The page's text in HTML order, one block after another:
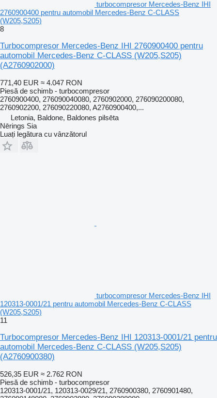
turbocompresor Mercedes-Benz IHI
2760900400 pentru automobil Mercedes-Benz C-CLASS
(W205,S205)
8
Turbocompresor Mercedes-Benz IHI 2760900400 pentru
automobil Mercedes-Benz C-CLASS (W205,S205)
(A2760902000)
771,40 EUR ≈ 4.047 RON
Piesă de schimb - turbocompresor
2760900400, 276090040080, 2760902000, 276090200080,
2760902200, 276090220080, A2760900400,...
Letonia, Baldone, Baldones pilsēta
Nērings Sia
Luați legătura cu vânzătorul
turbocompresor Mercedes-Benz IHI
120313-0001/21 pentru automobil Mercedes-Benz C-CLASS
(W205,S205)
11
Turbocompresor Mercedes-Benz IHI 120313-0001/21 pentru
automobil Mercedes-Benz C-CLASS (W205,S205)
(A2760900380)
526,35 EUR ≈ 2.762 RON
Piesă de schimb - turbocompresor
120313-0001/21, 120313-0029/21, 2760900380, 2760901480,